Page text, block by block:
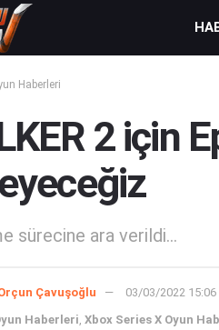
Haberleri
2 için
sürecine ara verildi...
Çavuşoğlu 03/03/2022 15:06
Haberleri, Xbox Series X Oyun